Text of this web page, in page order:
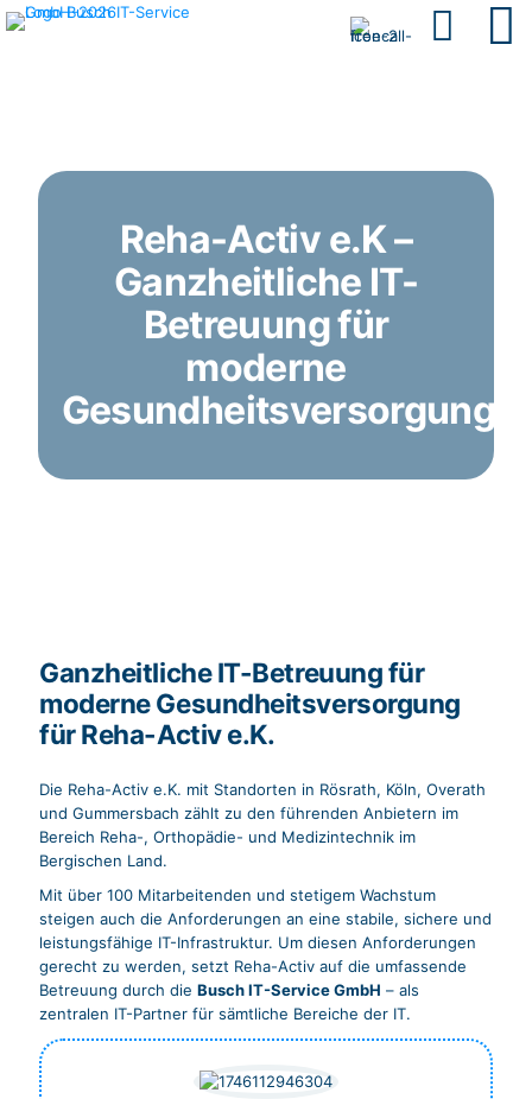
Reha-Activ e.K –
Ganzheitliche IT-
Betreuung für
moderne
Gesundheitsversorgung
Ganzheitliche IT-Betreuung für
moderne Gesundheitsversorgung
für Reha-Activ e.K.
Die Reha-Activ e.K. mit Standorten in Rösrath, Köln, Overath
und Gummersbach zählt zu den führenden Anbietern im
Bereich Reha-, Orthopädie- und Medizintechnik im
Bergischen Land.
Mit über 100 Mitarbeitenden und stetigem Wachstum
steigen auch die Anforderungen an eine stabile, sichere und
leistungsfähige IT-Infrastruktur. Um diesen Anforderungen
gerecht zu werden, setzt Reha-Activ auf die umfassende
Betreuung durch die Busch IT-Service GmbH – als
zentralen IT-Partner für sämtliche Bereiche der IT.